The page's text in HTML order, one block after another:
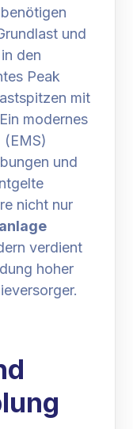
und
den
Peak
mit
modernes
(EMS)
und
nicht nur
verdient
hoher